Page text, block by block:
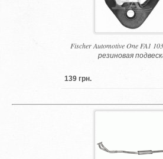
Fischer Automotive One FA1
резиновая
139 грн.